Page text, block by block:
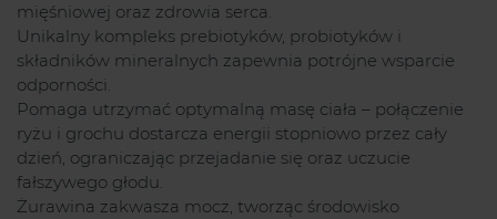
mięśniowej oraz zdrowia serca.
Unikalny kompleks prebiotyków, probiotyków i
składników mineralnych zapewnia potrójne wsparcie
odporności.
Pomaga utrzymać optymalną masę ciała – połączenie
ryżu i grochu dostarcza energii stopniowo przez cały
dzień, ograniczając przejadanie się oraz uczucie
fałszywego głodu.
Żurawina zakwasza mocz, tworząc środowisko